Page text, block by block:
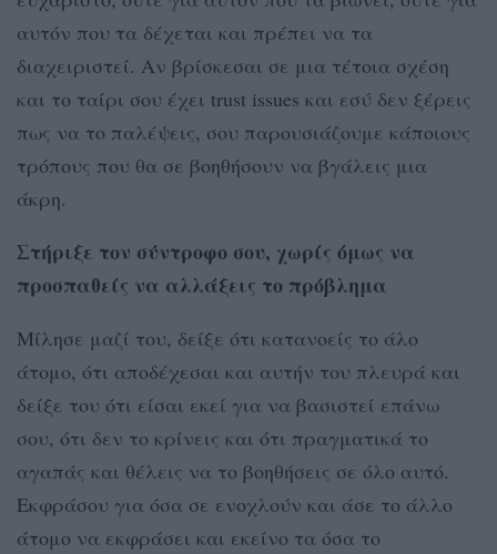
αυτόν που τα δέχεται και πρέπει να τα
διαχειριστεί. Αν βρίσκεσαι σε μια τέτοια σχέση
και το ταίρι σου έχει trust issues και εσύ δεν ξέρεις
πως να το παλέψεις, σου παρουσιάζουμε κάποιους
τρόπους που θα σε βοηθήσουν να βγάλεις μια
άκρη.
Στήριξε τον σύντροφο σου, χωρίς όμως να
προσπαθείς να αλλάξεις το πρόβλημα
Μίλησε μαζί του, δείξε ότι κατανοείς το άλο
άτομο, ότι αποδέχεσαι και αυτήν του πλευρά και
δείξε του ότι είσαι εκεί για να βασιστεί επάνω
σου, ότι δεν το κρίνεις και ότι πραγματικά το
αγαπάς και θέλεις να το βοηθήσεις σε όλο αυτό.
Εκφράσου για όσα σε ενοχλούν και άσε το άλλο
άτομο να εκφράσει και εκείνο τα όσα το